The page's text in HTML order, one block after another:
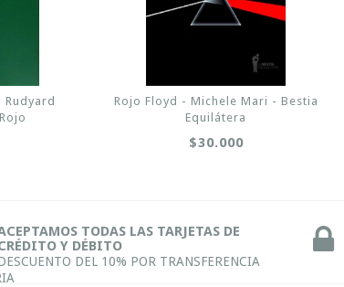
Rojo Floyd - Michele Mari - Bestia
Equilátera
$30.000
TODAS LAS TARJETAS DE
Y DÉBITO
DEL 10% POR TRANSFERENCIA